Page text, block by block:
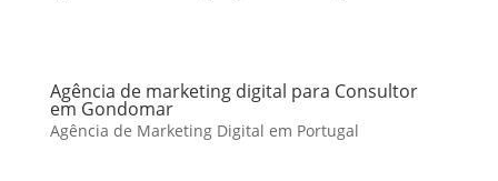
Agência de marketing digital para Consultor
em Gondomar
Agência de Marketing Digital em Portugal